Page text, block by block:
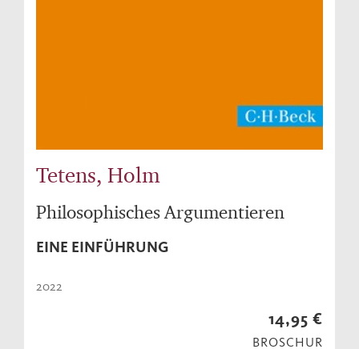
Tetens, Holm
Philosophisches Argumentieren
EINE EINFÜHRUNG
2022
14,95 €
BROSCHUR